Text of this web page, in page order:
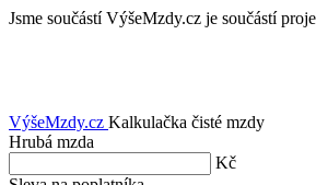
Jsme součástí VýšeMzdy.cz je součástí
VýšeMzdy.cz Kalkulačka čisté mzdy
Hrubá mzda
Kč